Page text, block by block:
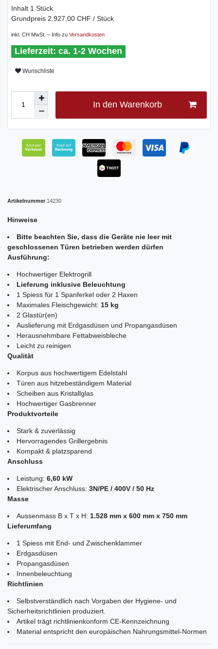
Inhalt 1 Stück
Grundpreis 2.927,00 CHF / Stück
inkl. CH MwSt. – Info zu Versandkosten
ca. 1-2 Wochen
Wunschliste
In den Warenkorb
Artikelnummer 14230
Hinweise
Bitte beachten Sie, dass die Geräte nie leer mit
geschlossenen Türen betrieben werden dürfen
Ausführung:
Hochwertiger Elektrogrill
Lieferung inklusive Beleuchtung
1 Spiess für 1 Spanferkel oder 2 Haxen
Maximales Fleischgewicht: 15 kg
2 Glastür(en)
Auslieferung mit Erdgasdüsen und Propangasdüsen
Herausnehmbare Fettabweisbleche
Leicht zu reinigen
Qualität
Korpus aus hochwertigem Edelstahl
Türen aus hitzebeständigem Material
Scheiben aus Kristallglas
Hochwertiger Gasbrenner
Produktvorteile
Stark & zuverlässig
Hervorragendes Grillergebnis
Kompakt & platzsparend
Anschluss
Leistung: 6,60 kW
Elektrischer Anschluss: 3N/PE / 400V / 50 Hz
Masse
Aussenmass B x T x H: 1.528 mm x 600 mm x 750 mm
Lieferumfang
1 Spiess mit End- und Zwischenklammer
Erdgasdüsen
Propangasdüsen
Innenbeleuchtung
Richtlinien
Selbstverständlich nach Vorgaben der Hygiene- und
Sicherheitsrichtlinien produziert.
Artikel trägt richtlinienkonform CE-Kennzeichnung
Material entspricht den europäischen Nahrungsmittel-Normen